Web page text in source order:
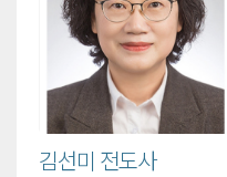
김선미 전도사